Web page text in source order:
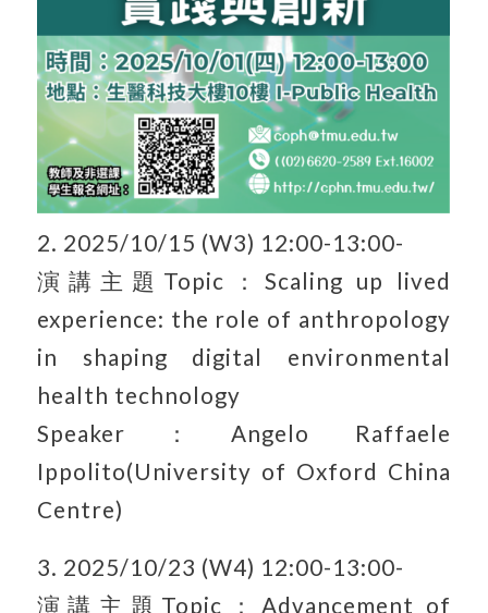
2. 2025/10/15 (W3) 12:00-13:00-
演講主題Topic：Scaling up lived
experience: the role of anthropology
in shaping digital environmental
health technology
Speaker：Angelo Raffaele
Ippolito(University of Oxford China
Centre)
3. 2025/10/23 (W4) 12:00-13:00-
演講主題Topic：Advancement of